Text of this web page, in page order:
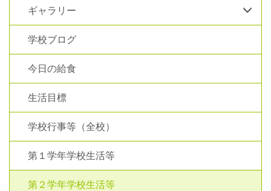
ギャラリー
学校ブログ
今日の給食
生活目標
学校行事等（全校）
第１学年学校生活等
第２学年学校生活等